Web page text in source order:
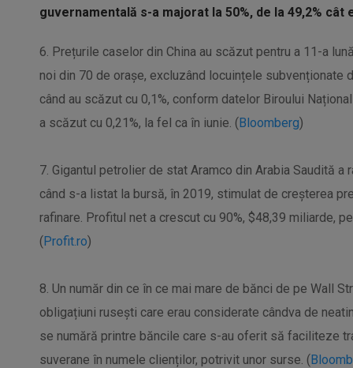
guvernamentală s-a majorat la 50%, de la 49,2%
6. Prețurile caselor din China au scăzut pentru a 11-a
noi din 70 de orașe, excluzând locuințele subvenționate
când au scăzut cu 0,1%, conform datelor Biroului
a scăzut cu 0,21%, la fel ca în iunie. (Bloomberg)
7. Gigantul petrolier de stat Aramco din Arabia Saudită
când s-a listat la bursă, în 2019, stimulat de creșterea
rafinare. Profitul net a crescut cu 90%, $48,39 miliarde,
(Profit.ro)
8. Un număr din ce în ce mai mare de bănci de pe Wall
obligațiuni rusești care erau considerate cândva de
se numără printre băncile care s-au oferit să faciliteze
suverane în numele clienților, potrivit unor surse. (